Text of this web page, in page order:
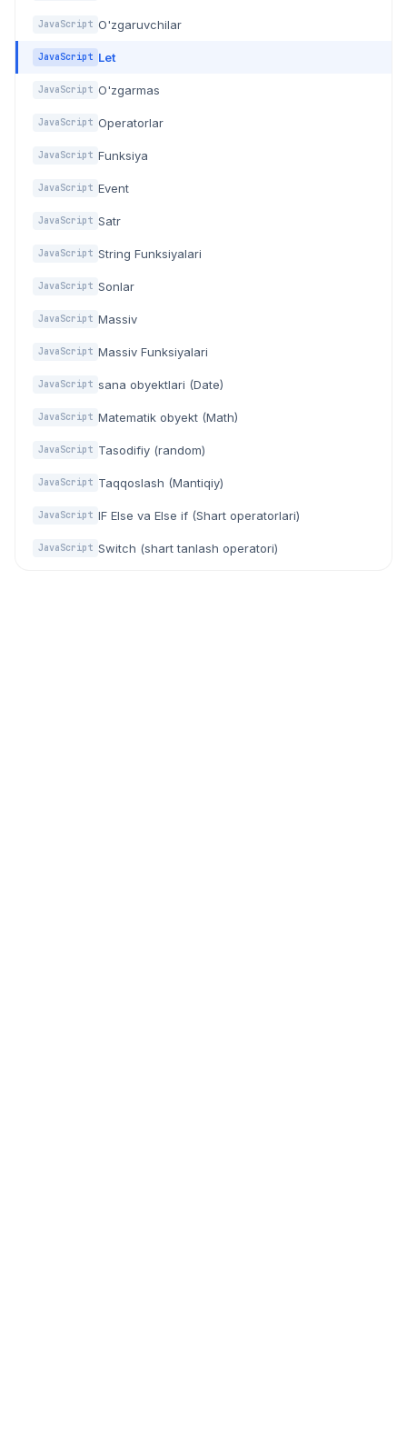
JavaScript O'zgaruvchilar
JavaScript Let
JavaScript O'zgarmas
JavaScript Operatorlar
JavaScript Funksiya
JavaScript Event
JavaScript Satr
JavaScript String Funksiyalari
JavaScript Sonlar
JavaScript Massiv
JavaScript Massiv Funksiyalari
JavaScript sana obyektlari (Date)
JavaScript Matematik obyekt (Math)
JavaScript Tasodifiy (random)
JavaScript Taqqoslash (Mantiqiy)
JavaScript IF Else va Else if (Shart operatorlari)
JavaScript Switch (shart tanlash operatori)